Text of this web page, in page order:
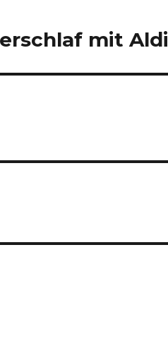
mit Aldi